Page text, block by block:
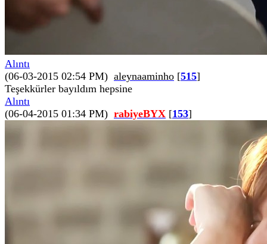
Alıntı
(06-03-2015 02:54 PM) aleynaaminho [515]
Teşekkürler bayıldım hepsine
Alıntı
(06-04-2015 01:34 PM) rabiyeBYX [153]